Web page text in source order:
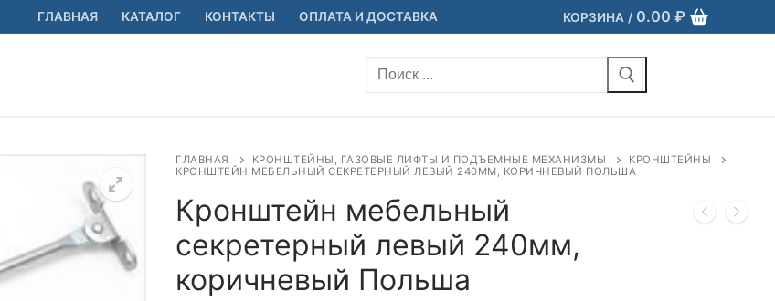
ГЛАВНАЯ КАТАЛОГ КОНТАКТЫ ОПЛАТА И ДОСТАВКА КОРЗИНА / 0.00 ₽
Найти:
🔍
ГЛАВНАЯ КРОНШТЕЙНЫ, ГАЗОВЫЕ ЛИФТЫ И ПОДЪЕМНЫЕ МЕХАНИЗМЫ
КРОНШТЕЙНЫ
КРОНШТЕЙН МЕБЕЛЬНЫЙ СЕКРЕТЕРНЫЙ ЛЕВЫЙ 240ММ, КОРИЧНЕВЫЙ ПОЛЬША
Кронштейн мебельный
секретерный левый 240мм,
коричневый Польша